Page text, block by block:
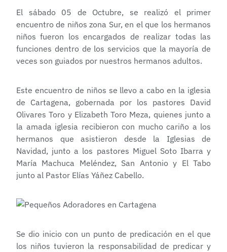
El sábado 05 de Octubre, se realizó el primer
encuentro de niños zona Sur, en el que los hermanos
niños fueron los encargados de realizar todas las
funciones dentro de los servicios que la mayoría de
veces son guiados por nuestros hermanos adultos.
Este encuentro de niños se llevo a cabo en la iglesia
de Cartagena, gobernada por los pastores David
Olivares Toro y Elizabeth Toro Meza, quienes junto a
la amada iglesia recibieron con mucho cariño a los
hermanos que asistieron desde la Iglesias de
Navidad, junto a los pastores Miguel Soto Ibarra y
María Machuca Meléndez, San Antonio y El Tabo
junto al Pastor Elías Yáñez Cabello.
Se dio inicio con un punto de predicación en el que
los niños tuvieron la responsabilidad de predicar y